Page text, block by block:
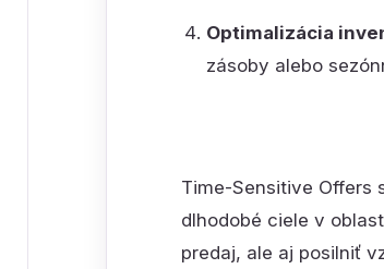
Optimalizácia
zásoby alebo
Time-Sensitive Offers
dlhodobé ciele v
predaj, ale aj posilniť